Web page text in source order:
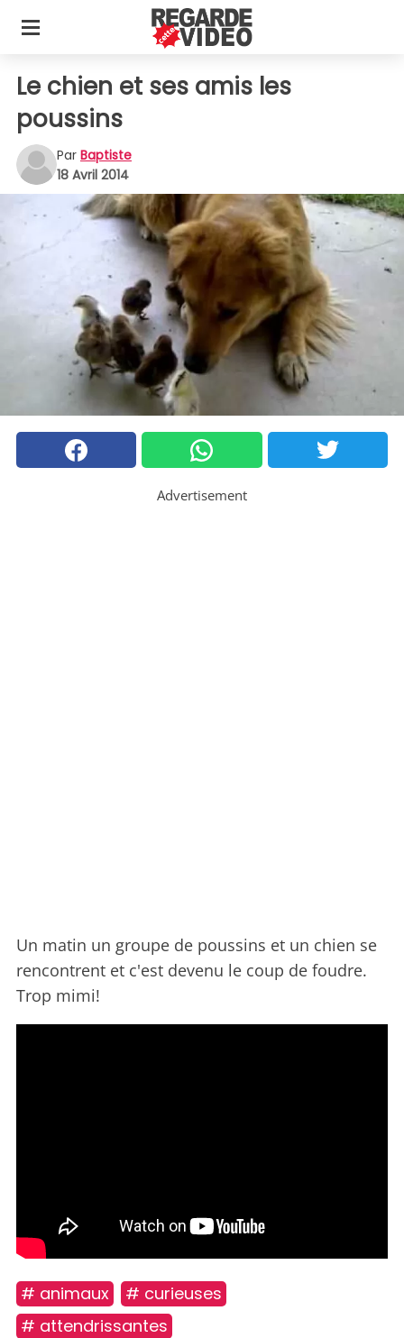
Le chien et ses amis les
poussins
Par Baptiste
18 Avril 2014
Advertisement
Un matin un groupe de poussins et un chien se
rencontrent et c'est devenu le coup de foudre.
Trop mimi!
# animaux
# curieuses
# attendrissantes